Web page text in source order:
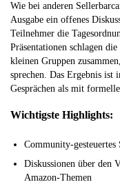
Wie bei anderen
Ausgabe ein offenes
Teilnehmer die
Präsentationen schlagen
kleinen Gruppen
sprechen. Das Ergebnis ist
Gesprächen als mit
Wichtigste Highlights:
Community-gesteuertes
Diskussionen über den
Amazon-Themen